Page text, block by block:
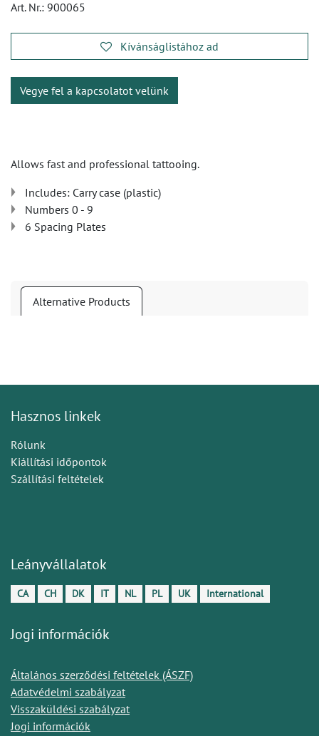
Art. Nr.: 900065
Kívánságlistához ad
Vegye fel a kapcsolatot velünk
Allows fast and professional tattooing.
Includes: Carry case (plastic)
Numbers 0 - 9
6 Spacing Plates
Alternative Products
Hasznos linkek
Rólunk
Kiállítási időpontok
Szállítási feltételek
Leányvállalatok
CA CH DK IT NL PL UK International
Jogi információk
Általános szerződési feltételek (ÁSZF)
Adatvédelmi szabályzat
Visszaküldési szabályzat
Jogi információk